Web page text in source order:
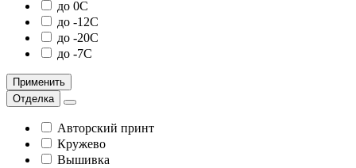
до 0С
до -12С
до -20С
до -7С
Применить
Отделка
Авторский принт
Кружево
Вышивка